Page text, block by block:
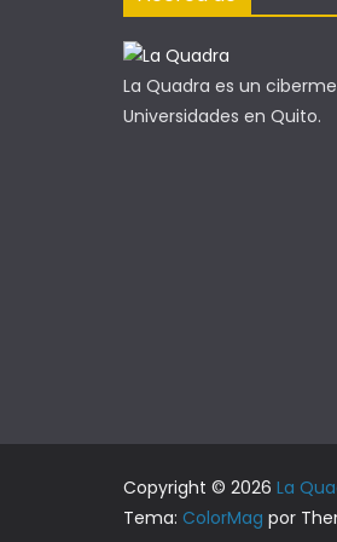
La Quadra es un
Universidades en Quito.
Copyright © 2026 La
Tema: ColorMag por